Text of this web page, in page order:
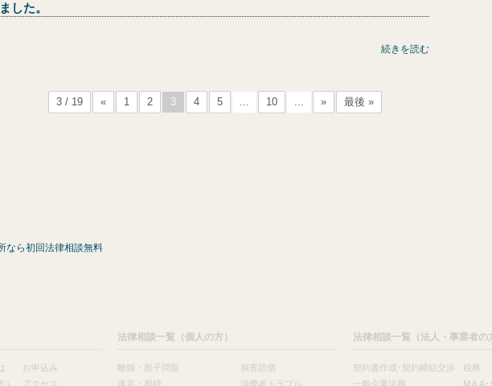
した。
続きを読む
3 / 19 « 1 2 3 4 5 ... 10 ... » 最後 »
）
お申込み
アクセス
法律相談一覧（個人の方）
離婚・親子問題
遺言・相続
損害賠償
消費者トラブル
法律相談一覧（法人・事業者の
契約書作成･契約締結交渉
一般企業法務
税務
M＆A